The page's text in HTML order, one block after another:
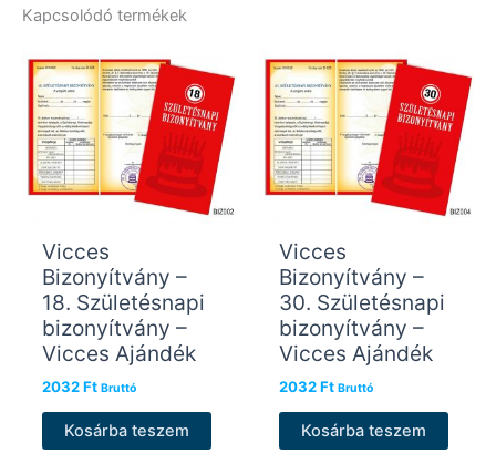
Kapcsolódó termékek
Vicces
Bizonyítvány –
18. Születésnapi
bizonyítvány –
Vicces Ajándék
2032Ft Bruttó
Kosárba teszem
Vicces
Bizonyítvány –
30. Születésnapi
bizonyítvány –
Vicces Ajándék
2032Ft Bruttó
Kosárba teszem